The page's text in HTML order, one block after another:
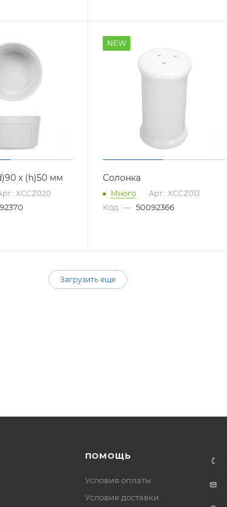
х (h)50 мм
XCCZ020
NEW
Солонка
Много Арт.: XCCZ013
Код — 50092366
Загрузить еще
ПОМОЩЬ
Условия оплаты
Условия доставки